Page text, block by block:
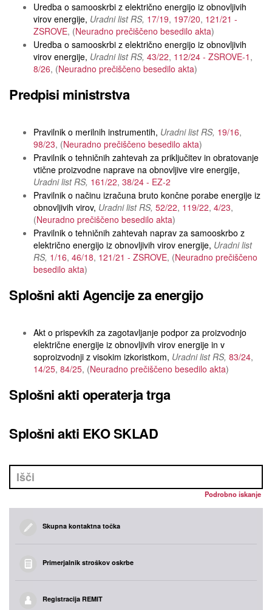
Uredba o samooskrbi z električno energijo iz obnovljivih
virov energije Uradni list RS 17/19 197/20 121/21 -
ZSROVE
Neuradno prečiščeno besedilo akta
Uredba o samooskrbi z električno energijo iz obnovljivih
virov energije Uradni list RS 43/22 112/24 - ZSROVE-1
8/26
Neuradno prečiščeno besedilo akta
Predpisi ministrstva
Pravilnik o merilnih instrumentih Uradni list RS 19/16
98/23
Neuradno prečiščeno besedilo akta
Pravilnik o tehničnih zahtevah za priključitev in obratovanje
vtične proizvodne naprave na obnovljive vire energije
Uradni list RS 161/22 38/24 - EZ-2
Pravilnik o načinu izračuna bruto končne porabe energije iz
obnovljivih virov Uradni list RS 52/22 119/22 4/23
Neuradno prečiščeno besedilo akta
Pravilnik o tehničnih zahtevah naprav za samooskrbo z
električno energijo iz obnovljivih virov energije Uradni list
RS 1/16 46/18 121/21 - ZSROVE
Neuradno prečiščeno
besedilo akta
Splošni akti Agencije za energijo
Akt o prispevkih za zagotavljanje podpor za proizvodnjo
električne energije iz obnovljivih virov energije in v
soproizvodnji z visokim izkoristkom Uradni list RS 83/24
14/25 84/25 Neuradno prečiščeno besedilo akta
Splošni akti operaterja trga
Splošni akti EKO SKLAD
Podrobno iskanje
Skupna kontaktna točka
Primerjalnik stroškov oskrbe
Registracija REMIT